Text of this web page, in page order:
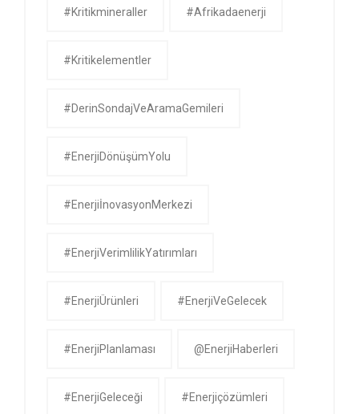
#kritikmineraller #afrikadaenerji
#kritikelementler
#DerinSondajVeAramaGemileri
#EnerjiDönüşümYolu
#EnerjiİnovasyonMerkezi
#EnerjiVerimlilikYatırımları
#EnerjiÜrünleri #EnerjiVeGelecek
#EnerjiPlanlaması @EnerjiHaberleri
#EnerjiGeleceği #enerjiçözümleri